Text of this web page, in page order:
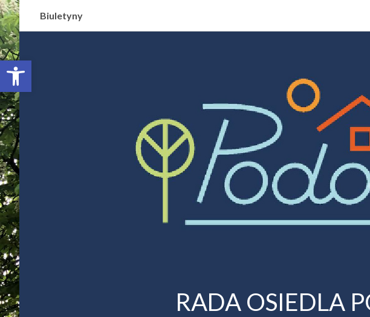
Otwórz pasek narzędzi
Biuletyny
RADA OSIEDLA